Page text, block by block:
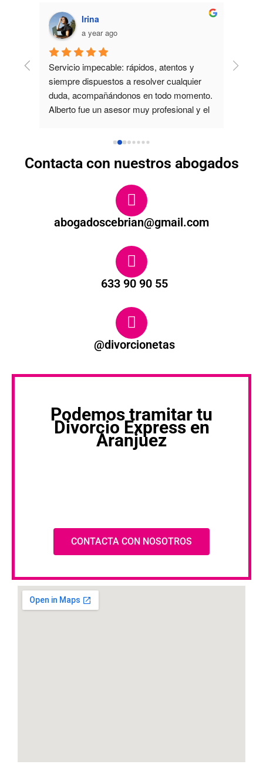
Irina
a year ago
Servicio impecable: rápidos, atentos y
siempre dispuestos a resolver cualquier
duda, acompañándonos en todo momento.
Alberto fue un asesor muy profesional y el
Contacta con nuestros abogados
abogadoscebrian@gmail.com
633 90 90 55
@divorcionetas
Podemos tramitar tu
Divorcio Express en
Aranjuez
CONTACTA CON NOSOTROS